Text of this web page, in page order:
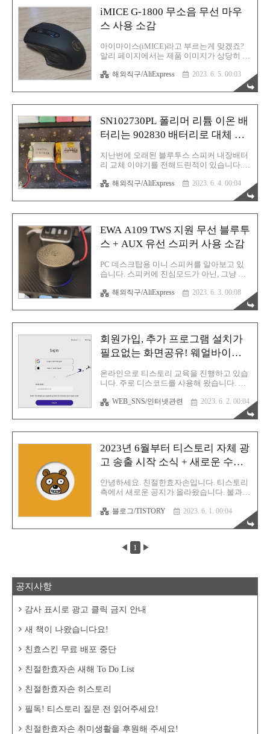
년 5월 23일에 티스토리팀에 새로운 공지가
올라왔습니다. 내용인즉슨 댓글 및 방명록
시스템이 업데이트 된다는 소식이었습니다.
자세한 내용은 아래의 공 rgy0409.tistory.com
네. 원래 천천히 느긋하게 즐기려고 했는데
이날부터 계속 신경이 조금씩 쓰였습니다.
매도 먼저 맞는게 낫다고 바로 주말에 작업
을 완료했습니다. 기존 댓글보다 좀 더 체계
가 ..
iMICE G-1800 무소음 무선 마우
스 사용 소감
아이마이스(iMICE)라고 부르는게 맞겠죠?
알리 페이지에서는 제품 이미지가 상당히 고
사진빨이라는게 과언이 아닙니다. 이 마우스
도 그렇습니다. 제품 홍보 이미지가 다 했습
니다. 성능요? 준수합니다. 가격 이상 가치는
하는 마우스라고 생각합니다. 만약 저렴이
에 스윽 끼워넣어 보시기 바랍니다. 가격은
저렴해도 박스 포장은 제대로군요. 박스 안
쪽에는 뾱뾱이 포장지에 마우스가 안전히 보
관되어 있습니다. 실물입니다. 흐음... 역시 퀄
리티가 그렇게 높지 않습니다. 가격대를 생
각하면 이 정도에서 타협을 볼 만 합니다. 솔
직히 고급스러운 느낌을 원하면 브랜드 마우
스를 구매해야죠. 10만원 넘게 주고요. 바닥
부분입니다. 전원 스위..
해외직구/AliExpress 2023. 6. 5. 00:03
SN102730PL 폴리머 리튬 이온 배
터리는 902830 배터리로 대체 가
지난번에 오래된 블루투스 스피커 내장배터
리 교체 이야기를 전해드린적이 있습니다.
영문인지 모르실 수 있으니 아래의 글을 선
행학습하시는걸 추천합니다. 내용이 길지 않
아서 금방 읽으실 수 있습니다. 정말 오래된
블루투스 스피커 노벨뷰 Singbox T6 분해 후
노벨뷰 Singbox T6 분해 후 배터리 교체 이
블루투스 스피커는 고장 없이 지금까지 매우
잘 유지가 되고 있습니다. 노벨뷰 브랜드가
다 이렇지 않을겁니다. 이 녀석의 뽑기운이
좋은 것일 뿐입니다. 허나 세월의 흐름은 역
시 무시할 수 rgy0409.tistory.com 이 배터리
에 대한 대체 제품을 찾았고 교체 전까지의
소식을 전해드렸습니다. 실제로 교체가 잘
되었..
해외직구/AliExpress 2023. 6. 4. 00:04
EWA A109 TWS 지원 무선 블루투
스 + AUX 유선 스피커 사용 소감
PC 데스크탑용 미니 스피커를 알아보고 있
습니다. 스피커에 진심모드가 아닌, 그냥 남
기 위한 스피커 역할을 충실히 수행해줄 녀
석을 목표로 하고 있습니다. 따라서 소리는
대충 알아듣기만 하면 되며 퀄리티는 전혀
상관 없습니다. 불편하지 않는 수준이면 되
한 블루투스 스피커를 찾는 중입니다. PC스
피커 용도로 가끔씩 사용하려고 구매한
TG117 블루투스 유무선 스피커 얼마전에 작
성한 TG117 블루투스 스피커 후기글입니다.
저 스피커도 소리는 괜찮은데 보관이 조금
불편할 것 같았습니다. 그냥 대충 아무곳에
나 세워둘까 싶었는데 오래 사용하지 않으면
먼지가 쌓이잖아요? 그게 신경이 쓰였죠. 그
러다가 이 스피커를 발견한 것입니다. 아..
해외직구/AliExpress 2023. 6. 3. 00:08
회원가입, 추가 프로그램 설치가
필요없는 화면공유! 웨얼바이
온라인으로 티스토리 교육을 진행하고 있습
니다. 주로 디스코드를 사용해 왔습니다. 하
음과 같습니다. 1. 디스코드 회원가입이 필요
함 2. 디스코드 프로그램을 추가 설치해야 함
3. 화면 공유가 제대로 되지 않는 경우가 많
음 평소 디스코드와 친한 제 입장에서는 이
고는 딱히 불편한 사항은 없습니다. 그러나
이제 막 교육을 받으시는 분들에게는 이 세
가지가 매우 불편한 상황이 될 것입니다. 번
거롭기도 하고요. 그래서 좀 더 편리한 화면
공유 플랫폼이 있는지 찾아보았고 마침내 웨
얼바이(Whereby) 라는 플랫폼을 발견했습니
다. 줌도 자주 썼었는데 코로나 팬데믹 사태
이후로 줌은 유료화 전환이 본격 가속화 되
면서 1:1 사용 시 30..
WEB_SNS/인터넷관련 2023. 6. 2. 00:04
2023년 6월부터 티스토리 자체 광
고 송출 시작 소식 + 새로운 수익
안녕하세요. 친절한효자손입니다. 티스토리
측에서 새로운 공지가 올라왔습니다. 불과
하고 바로 또 새로운 소식입니다. 아래의 글
https://notice.tistory.com/2646 [안내] 6월부
터 티스토리 자체 광고를 신설합니다. 안녕
하세요. 티스토리팀입니다. 오는 6월부터 개
를 통한 수익은 안정적인 서비스 환경 제공
을 해보면 다음과 같습니다. 1. 2023년 6월 중
부터 티스토리 자체적 광고 송출 (위치는 본
애드센스 자동 광고 중..
블로그/TISTORY 2023. 6. 1. 00:04
◀ 1 ▶
공지사항
감사 표시로 광고 클릭 금지 안내
새 책이 나왔습니다요!
친효스킨 무료 배포 중단
친절한효자손 새해 To Do List
친절한효자손 히스토리
필독! 티스토리 질문 전 읽어주세요!
친절한효자손 취미생활을 후원해 주세요!